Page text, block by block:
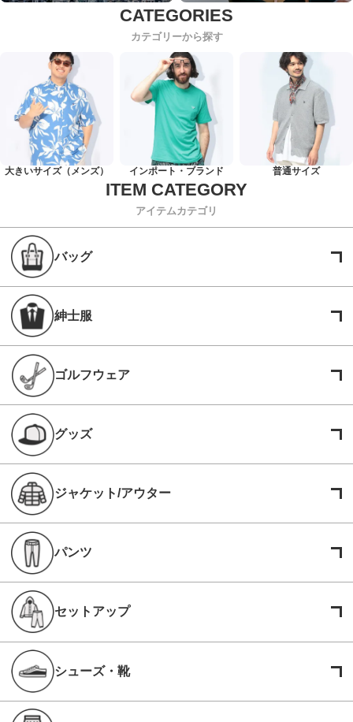
カテゴリーから探す
大きいサイズ（メンズ） インポート・ブランド 普通サイズ
アイテムカテゴリ
バッグ
紳士服
ゴルフウェア
グッズ
ジャケット/アウター
パンツ
セットアップ
シューズ・靴